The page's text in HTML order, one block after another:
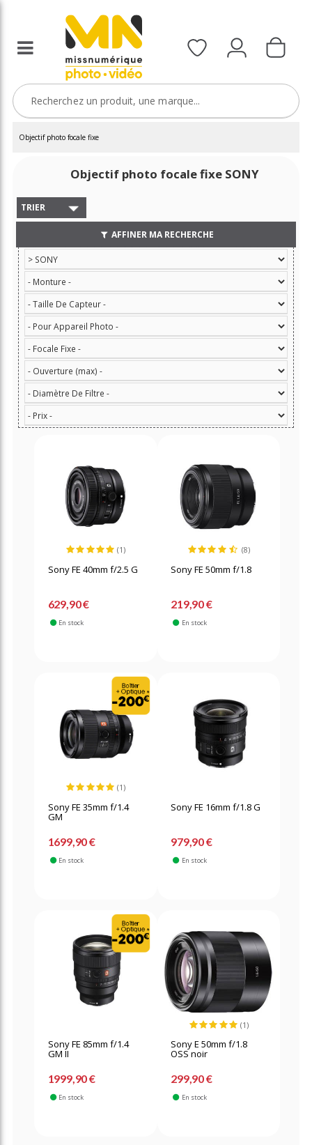
Objectif photo focale fixe
Objectif photo focale fixe SONY
TRIER
AFFINER MA RECHERCHE
(1)
Sony FE 40mm f/2.5 G
629,90 €
En stock
(8)
Sony FE 50mm f/1.8
219,90 €
En stock
(1)
Sony FE 35mm f/1.4
GM
1699,90 €
En stock
Sony FE 16mm f/1.8 G
979,90 €
En stock
Sony FE 85mm f/1.4
GM II
1999,90 €
En stock
(1)
Sony E 50mm f/1.8
OSS noir
299,90 €
En stock